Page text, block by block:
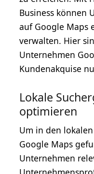
Business können
auf Google Maps
verwalten. Hier
Unternehmen
Kundenakquise
Lokale
optimieren
Um in den
Google Maps
Unternehmen